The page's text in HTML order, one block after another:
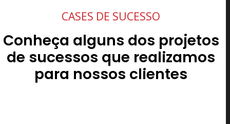
CASES DE SUCESSO
Conheça alguns dos projetos
de sucessos que realizamos
para nossos clientes